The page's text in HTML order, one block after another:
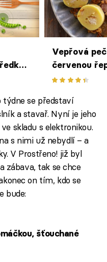
Vepřová
červenou
klasika
týdne se představí
a stavař. Nyní je jeho
skladu s elektronikou.
s nimi už nebydlí – a
V Prostřeno! již byl
zábava, tak se chce
on tím, kdo se
bude:
šťouchané